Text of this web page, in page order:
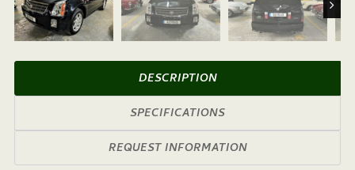
Next
DESCRIPTION
SPECIFICATIONS
REQUEST INFORMATION